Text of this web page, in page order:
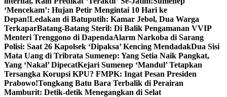
‘Mencekam’: Hujan Petir Mengintai 10 Hari ke
Depan!Ledakan di Batuputih: Kamar Jebol, Dua Warga
TerkaparBatang-Batang Steril: Di Balik Pengamanan VVIP
Menteri Trenggono di DapendaAlarm Narkoba di Sarang
Polisi: Saat 26 Kapolsek ‘Dipaksa’ Kencing MendadakDua Sisi
Mata Uang di Tribrata Sumenep: Yang Setia Naik Pangkat,
Yang ‘Nakal’ DipecatKejari Sumenep ‘Mandul’ Tetapkan
Tersangka Korupsi KPU? FMPK: Ingat Pesan Presiden
Prabowo!Tongkang Batu Bara Terbalik di Perairan
Mamburit: Detik-detik Menegangkan di Selat